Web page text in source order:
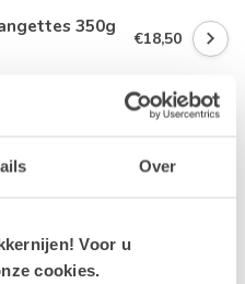
Over
Voor u
cookies.
350g
€18,50
400g